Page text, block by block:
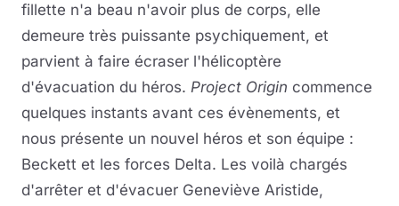
fillette n'a beau n'avoir plus de corps, elle
demeure très puissante psychiquement, et
parvient à faire écraser l'hélicoptère
d'évacuation du héros. Project Origin commence
quelques instants avant ces évènements, et
nous présente un nouvel héros et son équipe :
Beckett et les forces Delta. Les voilà chargés
d'arrêter et d'évacuer Geneviève Aristide,